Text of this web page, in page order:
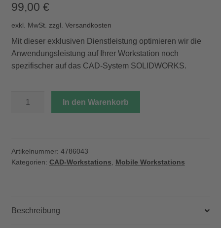
99,00 €
exkl. MwSt. zzgl. Versandkosten
Mit dieser exklusiven Dienstleistung optimieren wir die
Anwendungsleistung auf Ihrer Workstation noch
spezifischer auf das CAD-System SOLIDWORKS.
In den Warenkorb
Artikelnummer: 4786043
Kategorien: CAD-Workstations, Mobile Workstations
Beschreibung